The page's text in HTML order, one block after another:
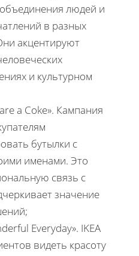
людей и
в разных
акцентируют
и культурном
a Coke». Кампания
бутылки с
именами. Это
связь с
значение
Everyday». IKEA
видеть красоту